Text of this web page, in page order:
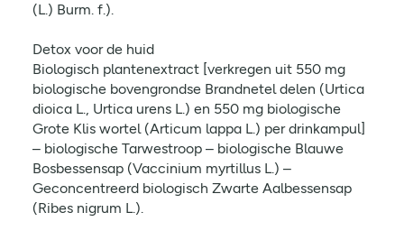
(L.) Burm. f.).
Detox voor de huid
Biologisch plantenextract [verkregen uit 550 mg
biologische bovengrondse Brandnetel delen (Urtica
dioica L., Urtica urens L.) en 550 mg biologische
Grote Klis wortel (Articum lappa L.) per drinkampul]
– biologische Tarwestroop – biologische Blauwe
Bosbessensap (Vaccinium myrtillus L.) –
Geconcentreerd biologisch Zwarte Aalbessensap
(Ribes nigrum L.).